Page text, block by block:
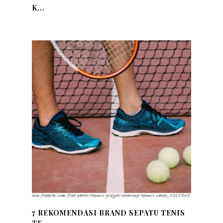
K...
7 REKOMENDASI BRAND SEPATU TENIS